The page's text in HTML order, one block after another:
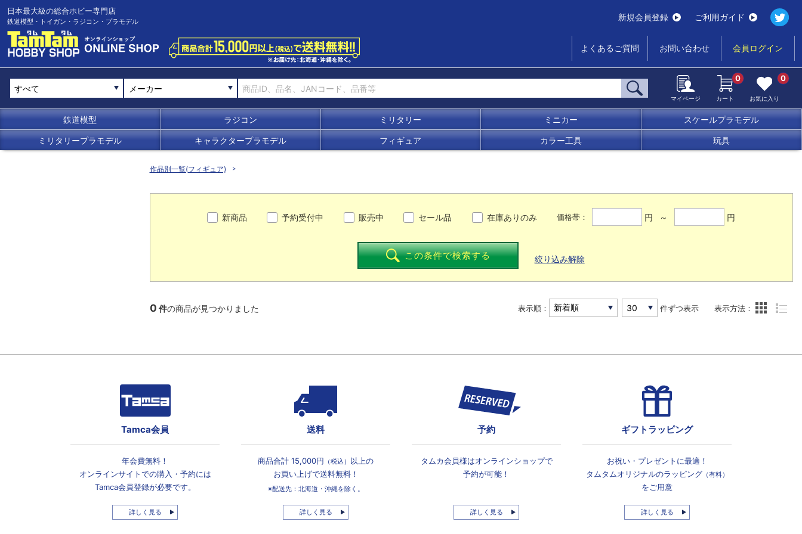
日本最大級の総合ホビー専門店
鉄道模型・トイガン・ラジコン・プラモデル 新規会員登録 ご利用ガイド
よくあるご質問 お問い合わせ 会員ログイン
メーカー
マイページ カート
0
お気に入り
0
鉄道模型 ラジコン ミリタリー ミニカー スケールプラモデル
ミリタリープラモデル キャラクタープラモデル フィギュア カラー工具 玩具
作品別一覧(フィギュア)
新商品 予約受付中 販売中 セール品 在庫ありのみ 価格帯： 円 ～ 円
この条件で検索する 絞り込み解除
0 件の商品が見つかりました 表示順： 件ずつ表示 表示方法：
Tamca会員
年会費無料！
オンラインサイトでの購入・予約には
Tamca会員登録が必要です。
詳しく見る
送料
商品合計 15,000円 （税込） 以上の
お買い上げで送料無料！
※配送先：北海道・沖縄を除く。
詳しく見る
予約
タムカ会員様はオンラインショップで
予約が可能！
詳しく見る
ギフトラッピング
お祝い・プレゼントに最適！
タムタムオリジナルのラッピング（有料）
をご用意
詳しく見る